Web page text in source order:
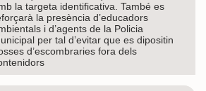
la targeta identificativa. També es
la presència d’educadors
i d’agents de la Policia
per tal d’evitar que es dipositin
d’escombraries fora dels